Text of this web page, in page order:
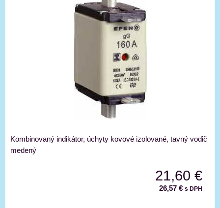
Kombinovaný indikátor, úchyty kovové izolované, tavný vodič
medený
21,60 €
26,57 € s DPH